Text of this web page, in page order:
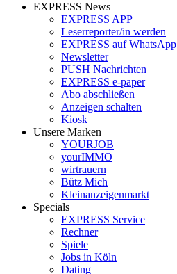
EXPRESS News
EXPRESS APP
Leserreporter/in werden
EXPRESS auf WhatsApp
Newsletter
PUSH Nachrichten
EXPRESS e-paper
Abo abschließen
Anzeigen schalten
Kiosk
Unsere Marken
YOURJOB
yourIMMO
wirtrauern
Bütz Mich
Kleinanzeigenmarkt
Specials
EXPRESS Service
Rechner
Spiele
Jobs in Köln
Dating